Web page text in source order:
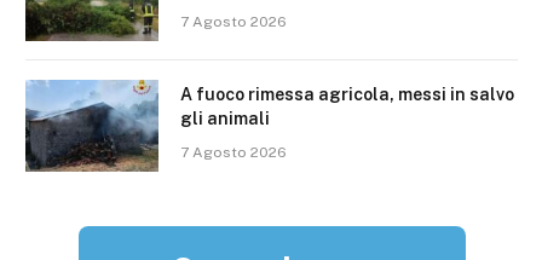
7 Agosto 2026
A fuoco rimessa agricola, messi in salvo
gli animali
7 Agosto 2026